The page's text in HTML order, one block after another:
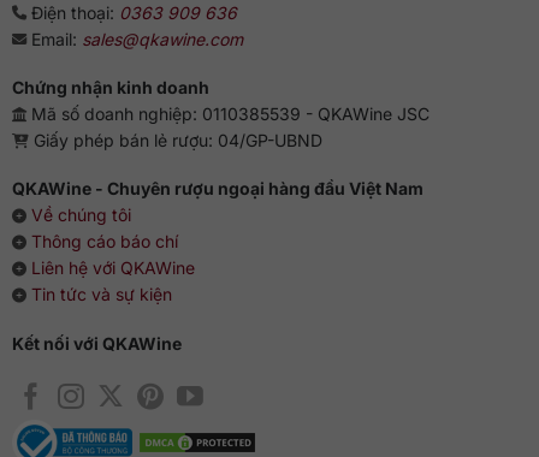
Điện thoại: 0363 909 636
Email: sales@qkawine.com
Chứng nhận kinh doanh
Mã số doanh nghiệp: 0110385539 - QKAWine JSC
Giấy phép bán lẻ rượu: 04/GP-UBND
QKAWine - Chuyên rượu ngoại hàng đầu Việt Nam
Về chúng tôi
Thông cáo báo chí
Liên hệ với QKAWine
Tin tức và sự kiện
Kết nối với QKAWine